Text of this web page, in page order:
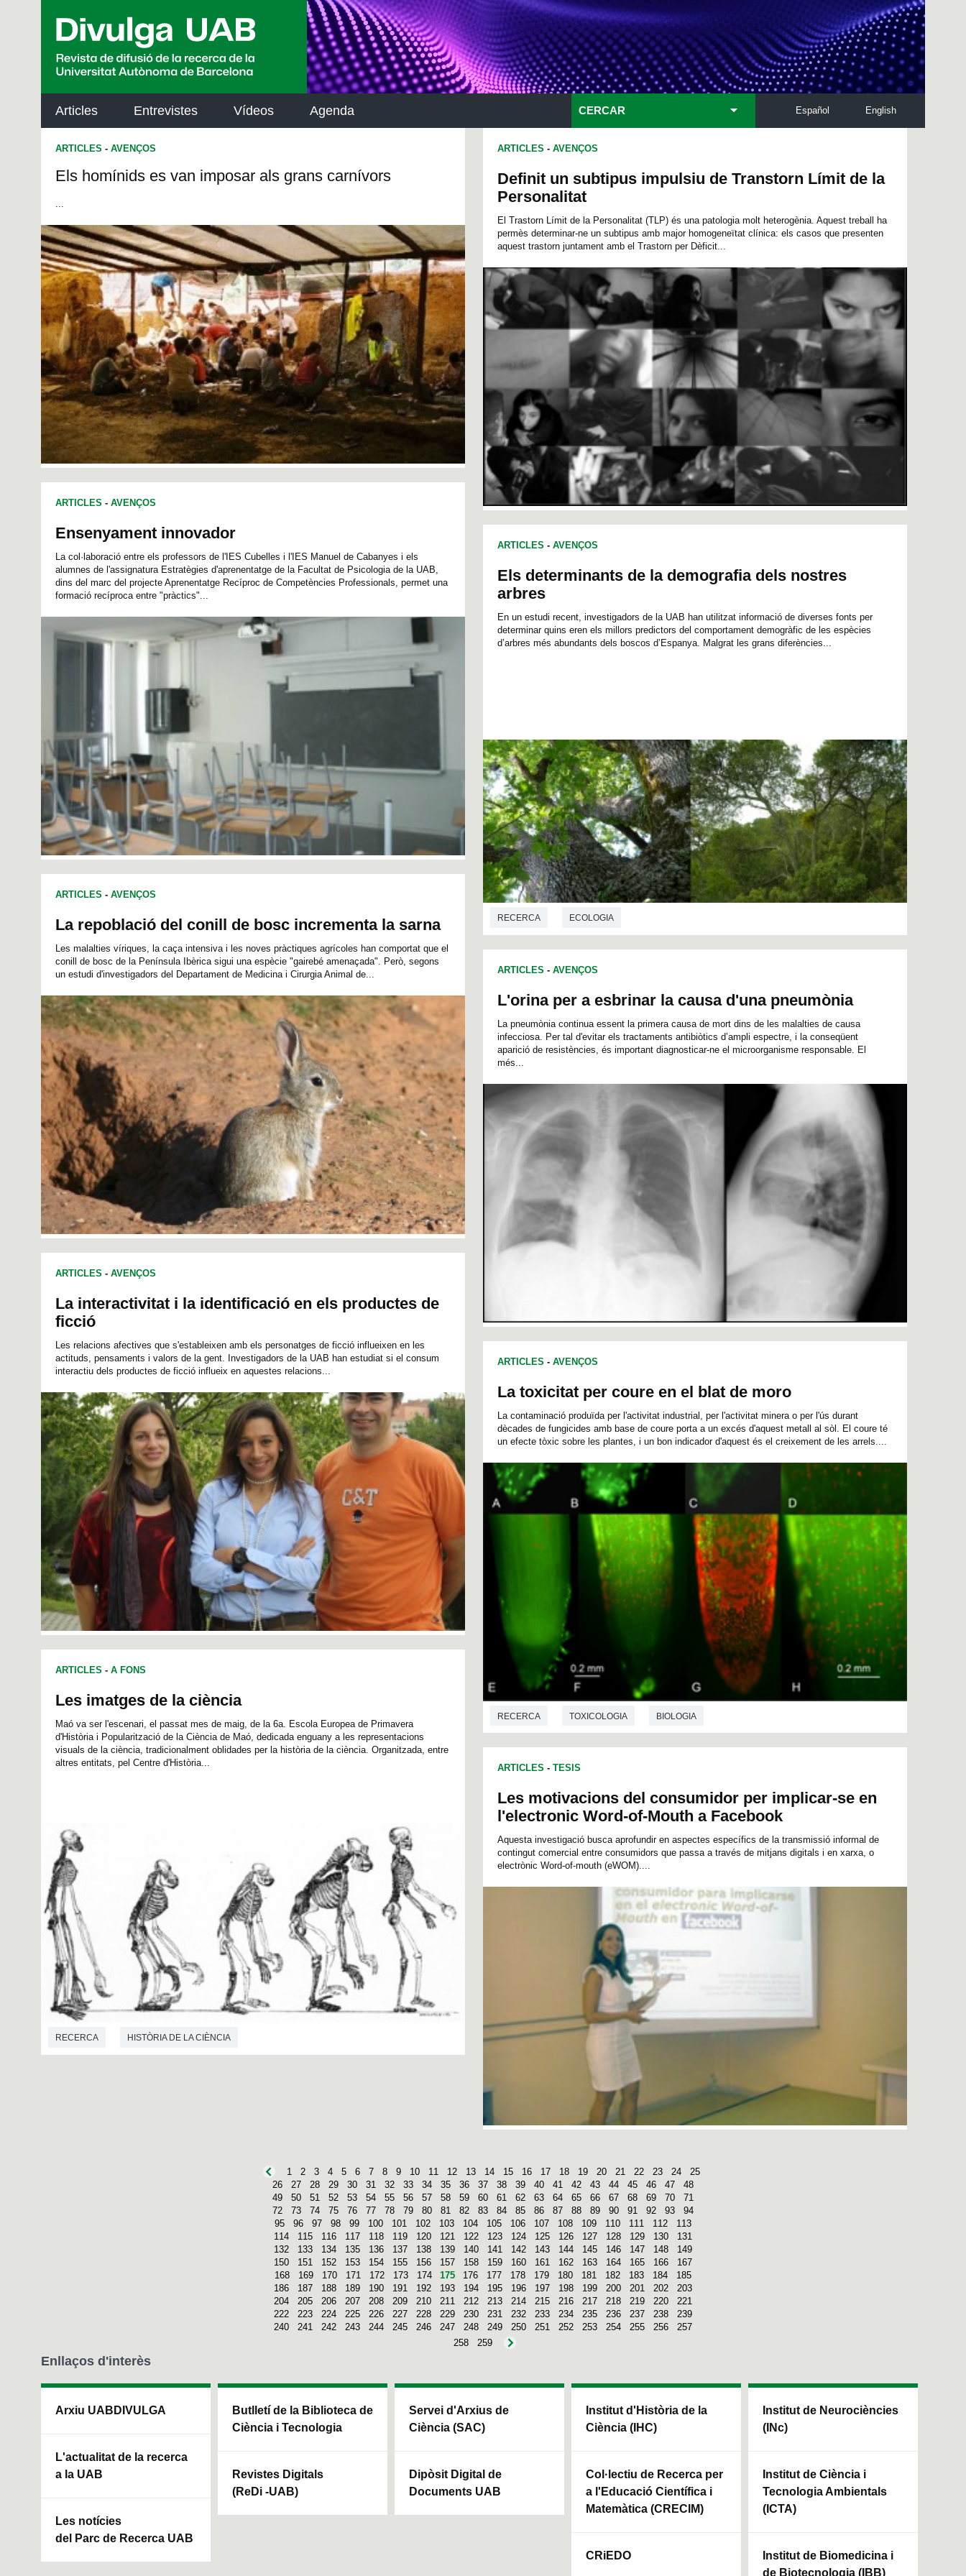
Articles Entrevistes Vídeos Agenda English
Español
CERCAR
ARTICLES - AVENÇOS
Els homínids es van imposar als grans carnívors
...
ARTICLES - AVENÇOS
Ensenyament innovador
La col·laboració entre els professors de l'IES Cubelles i l'IES Manuel de Cabanyes i els
alumnes de l'assignatura Estratègies d'aprenentatge de la Facultat de Psicologia de la UAB,
dins del marc del projecte Aprenentatge Recíproc de Competències Professionals, permet una
formació recíproca entre "pràctics"...
ARTICLES - AVENÇOS
La repoblació del conill de bosc incrementa la sarna
Les malalties víriques, la caça intensiva i les noves pràctiques agrícoles han comportat que el
conill de bosc de la Península Ibèrica sigui una espècie "gairebé amenaçada". Però, segons
un estudi d'investigadors del Departament de Medicina i Cirurgia Animal de...
ARTICLES - AVENÇOS
La interactivitat i la identificació en els productes de
ficció
Les relacions afectives que s'estableixen amb els personatges de ficció influeixen en les
actituds, pensaments i valors de la gent. Investigadors de la UAB han estudiat si el consum
interactiu dels productes de ficció influeix en aquestes relacions...
ARTICLES - A FONS
Les imatges de la ciència
Maó va ser l'escenari, el passat mes de maig, de la 6a. Escola Europea de Primavera
d'Història i Popularització de la Ciència de Maó, dedicada enguany a les representacions
visuals de la ciència, tradicionalment oblidades per la història de la ciència. Organitzada, entre
altres entitats, pel Centre d'Història...
RECERCA HISTÒRIA DE LA CIÈNCIA
ARTICLES - AVENÇOS
Definit un subtipus impulsiu de Transtorn Límit de la
Personalitat
El Trastorn Límit de la Personalitat (TLP) és una patologia molt heterogènia. Aquest treball ha
permès determinar-ne un subtipus amb major homogeneïtat clínica: els casos que presenten
aquest trastorn juntament amb el Trastorn per Dèficit...
ARTICLES - AVENÇOS
Els determinants de la demografia dels nostres
arbres
En un estudi recent, investigadors de la UAB han utilitzat informació de diverses fonts per
determinar quins eren els millors predictors del comportament demogràfic de les espècies
d’arbres més abundants dels boscos d’Espanya. Malgrat les grans diferències...
RECERCA ECOLOGIA
ARTICLES - AVENÇOS
L'orina per a esbrinar la causa d'una pneumònia
La pneumònia continua essent la primera causa de mort dins de les malalties de causa
infecciosa. Per tal d'evitar els tractaments antibiòtics d’ampli espectre, i la conseqüent
aparició de resistències, és important diagnosticar-ne el microorganisme responsable. El
més...
ARTICLES - AVENÇOS
La toxicitat per coure en el blat de moro
La contaminació produïda per l'activitat industrial, per l'activitat minera o per l'ús durant
dècades de fungicides amb base de coure porta a un excés d'aquest metall al sòl. El coure té
un efecte tòxic sobre les plantes, i un bon indicador d'aquest és el creixement de les arrels....
RECERCA TOXICOLOGIA BIOLOGIA
ARTICLES - TESIS
Les motivacions del consumidor per implicar-se en
l'electronic Word-of-Mouth a Facebook
Aquesta investigació busca aprofundir en aspectes específics de la transmissió informal de
contingut comercial entre consumidors que passa a través de mitjans digitals i en xarxa, o
electrònic Word-of-mouth (eWOM)....
1 2 3 4 5 6 7 8 9 10 11 12 13 14 15 16 17 18 19 20 21 22 23 24
25
26
27 28 29 30 31 32 33 34 35 36 37 38 39 40 41 42 43 44 45 46 47
48
49
50 51 52 53 54 55 56 57 58 59 60 61 62 63 64 65 66 67 68 69 70
71
72
73 74 75 76 77 78 79 80 81 82 83 84 85 86 87 88 89 90 91 92 93
94
95
96 97 98 99 100 101 102 103 104 105 106 107 108 109 110 111 112
113
114
115 116 117 118 119 120 121 122 123 124 125 126 127 128 129 130
131
132
133 134 135 136 137 138 139 140 141 142 143 144 145 146 147 148
149
150
151 152 153 154 155 156 157 158 159 160 161 162 163 164 165 166
167
168
169 170 171 172 173 174 175 176 177 178 179 180 181 182 183 184
185
186
187 188 189 190 191 192 193 194 195 196 197 198 199 200 201 202
203
204
205 206 207 208 209 210 211 212 213 214 215 216 217 218 219 220
221
222
223 224 225 226 227 228 229 230 231 232 233 234 235 236 237 238
239
240
241 242 243 244 245 246 247 248 249 250 251 252 253 254 255 256
257
258
259
Enllaços d'interès
Arxiu UABDIVULGA
L'actualitat de la recerca
a la UAB
Les notícies
del Parc de Recerca UAB
Butlletí de la Biblioteca de
Ciència i Tecnologia
Revistes Digitals
(ReDi -UAB)
Servei d'Arxius de
Ciència (SAC)
Dipòsit Digital de
Documents UAB
Institut d'Història de la
Ciència (IHC)
Col·lectiu de Recerca per
a l'Educació Científica i
Matemàtica (CRECIM)
CRiEDO
Institut de Neurociències
(INc)
Institut de Ciència i
Tecnologia Ambientals
(ICTA)
Institut de Biomedicina i
de Biotecnologia (IBB)